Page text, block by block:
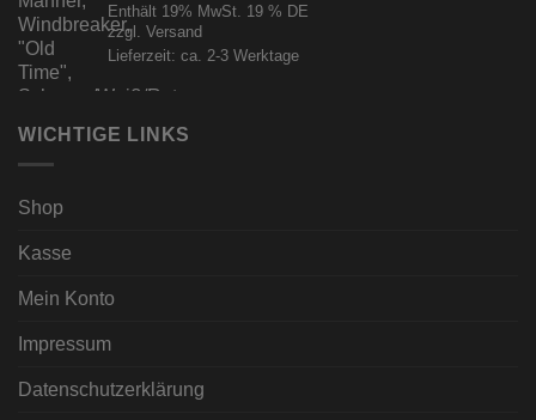
Enthält 19% MwSt. 19 % DE
zzgl. Versand
Lieferzeit: ca. 2-3 Werktage
WICHTIGE LINKS
Shop
Kasse
Mein Konto
Impressum
Datenschutzerklärung